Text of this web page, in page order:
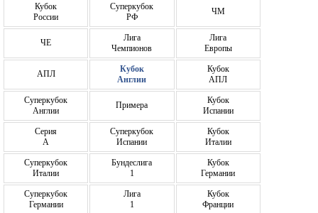
Кубок
России
Суперкубок
РФ
ЧМ
ЧЕ
Лига
Чемпионов
Лига
Европы
АПЛ
Кубок
Англии
Кубок
АПЛ
Суперкубок
Англии
Примера
Кубок
Испании
Серия
А
Суперкубок
Испании
Кубок
Италии
Суперкубок
Италии
Бундеслига
1
Кубок
Германии
Суперкубок
Германии
Лига
1
Кубок
Франции